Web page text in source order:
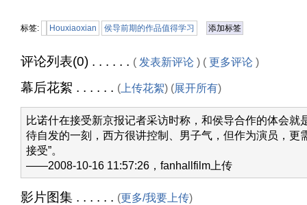
标签: Houxiaoxian 侯导前期的作品值得学习 添加标签
评论列表(0) . . . . . . ( 发表新评论 ) ( 更多评论 )
幕后花絮 . . . . . . ( 上传花絮) (展开所有)
比诺什在接受新京报记者采访时称，和侯导合作的体会就
待自发的一刻，西方很讲控制、男子气，但作为演员，更
接受”。
——2008-10-16 11:57:26，fanhallfilm上传
影片图集 . . . . . . (更多/我要上传)